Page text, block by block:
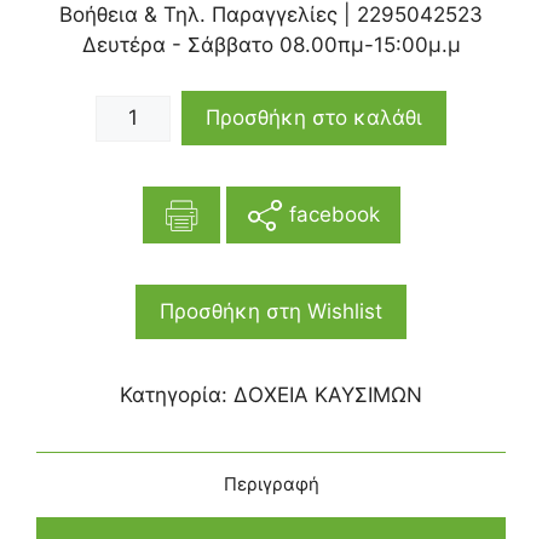
Βοήθεια & Τηλ. Παραγγελίες | 2295042523
Δευτέρα - Σάββατο 08.00πμ-15:00μ.μ
Προσθήκη στο καλάθι
facebook
Προσθήκη στη Wishlist
Κατηγορία: ΔΟΧΕΙΑ ΚΑΥΣΙΜΩΝ
Περιγραφή